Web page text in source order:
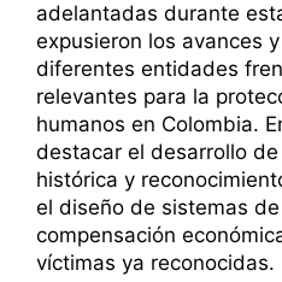
adelantadas durante
expusieron los avances
diferentes entidades
relevantes para la
humanos en Colombia.
destacar el desarrollo
histórica y
el diseño de sistemas
compensación
víctimas ya reconocidas.